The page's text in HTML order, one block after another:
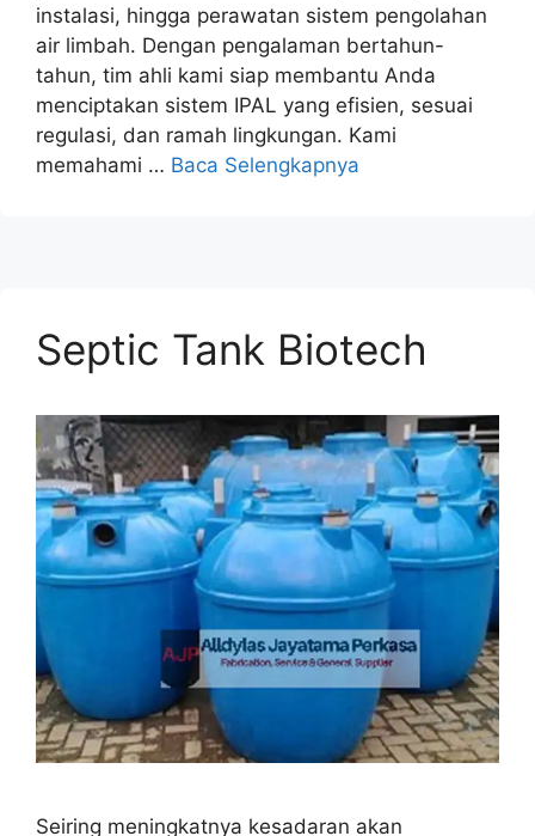
instalasi, hingga perawatan sistem pengolahan
air limbah. Dengan pengalaman bertahun-
tahun, tim ahli kami siap membantu Anda
menciptakan sistem IPAL yang efisien, sesuai
regulasi, dan ramah lingkungan. Kami
memahami … Baca Selengkapnya
Septic Tank Biotech
Seiring meningkatnya kesadaran akan